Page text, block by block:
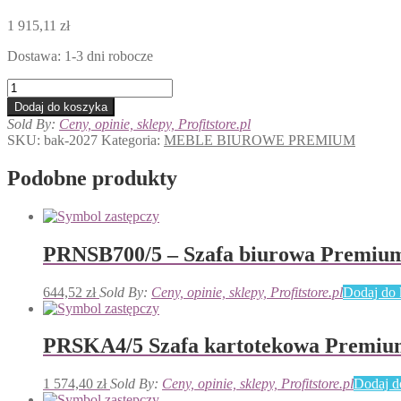
1 915,11 zł
Dostawa: 1-3 dni robocze
ilość
PRBL15/C/PK
Biurko
Premium
Dodaj do koszyka
Sold By: Ceny, opinie, sklepy, Profitstore.pl
SKU: bak-2027 Kategoria: MEBLE BIUROWE PREMIUM
Podobne produkty
PRNSB700/5 – Szafa biurowa
644,52 zł Sold By: Ceny, opinie, sklepy, Profitstore.plDodaj do
PRSKA4/5 Szafa kartotekowa
1 574,40 zł Sold By: Ceny, opinie, sklepy, Profitstore.plDodaj